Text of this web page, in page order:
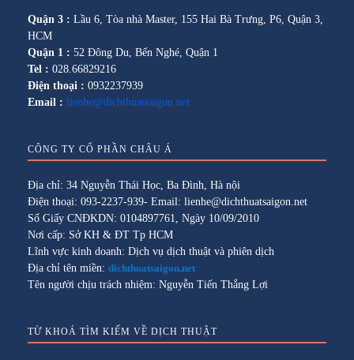
Quận 3 : Lầu 6, Tòa nhà Master, 155 Hai Bà Trưng, P6, Quận 3,
HCM
Quận 1 : 52 Đông Du, Bến Nghé, Quận 1
Tel : 028.66829216
Điện thoại : 0932237939
Email : lienhe@dichthuatsaigon.net
CÔNG TY CỔ PHẦN CHÂU Á
Địa chỉ: 34 Nguyễn Thái Học, Ba Đình, Hà nội
Điện thoại: 093-2237-939- Email: lienhe@dichthuatsaigon.net
Số Giấy CNĐKDN: 0104897761, Ngày 10/09/2010
Nơi cấp: Sở KH & ĐT Tp HCM
Lĩnh vực kinh doanh: Dịch vụ dịch thuật và phiên dịch
Địa chỉ tên miền: dichthuatsaigon.net
Tên người chịu trách nhiệm: Nguyễn Tiến Thắng Lợi
TỪ KHOÁ TÌM KIẾM VỀ DỊCH THUẬT